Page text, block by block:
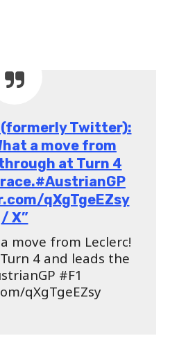
(formerly Twitter):
a move from
through at Turn 4
qXgTgeEZsy
/ X”
move from Leclerc!
4 and leads the
#F1
qXgTgeEZsy